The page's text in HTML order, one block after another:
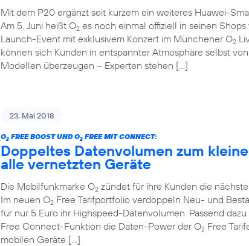
Mit dem P20 ergänzt seit kurzem ein weiteres Huawei-
Am 5. Juni heißt O2 es noch einmal offiziell in seinen
Launch-Event mit exklusivem Konzert im Münchener O2
können sich Kunden in entspannter Atmosphäre selbst
Modellen überzeugen – Experten stehen […]
23. Mai 2018
O2 FREE BOOST UND O2 FREE MIT CONNECT:
Doppeltes Datenvolumen zum
alle vernetzten Geräte
Die Mobilfunkmarke O2 zündet für ihre Kunden die
Im neuen O2 Free Tarifportfolio verdoppeln Neu- und
für nur 5 Euro ihr Highspeed-Datenvolumen. Passend
Free Connect-Funktion die Daten-Power der O2 Free
mobilen Geräte […]